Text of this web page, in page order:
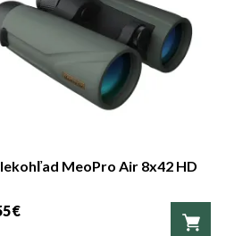
MeoPro Air 8x42 HD
€